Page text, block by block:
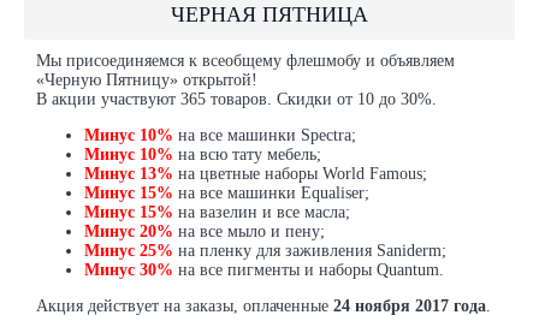
ЧЕРНАЯ ПЯТНИЦА
Мы присоединяемся к всеобщему флешмобу и объявляем
«Черную Пятницу» открытой!
В акции участвуют 365 товаров. Скидки от 10 до 30%.
Минус 10% на все машинки Spectra;
Минус 10% на всю тату мебель;
Минус 13% на цветные наборы World Famous;
Минус 15% на все машинки Equaliser;
Минус 15% на вазелин и все масла;
Минус 20% на все мыло и пену;
Минус 25% на пленку для заживления Saniderm;
Минус 30% на все пигменты и наборы Quantum.
Акция действует на заказы, оплаченные 24 ноября 2017 года.